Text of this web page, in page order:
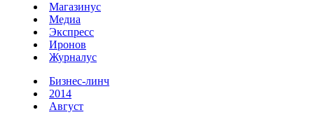
Магазинус
Медиа
Экспресс
Иронов
Журналус
Бизнес-линч
2014
Август